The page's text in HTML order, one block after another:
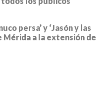
persa’ y ‘Jasón y las
Mérida a la extensión de